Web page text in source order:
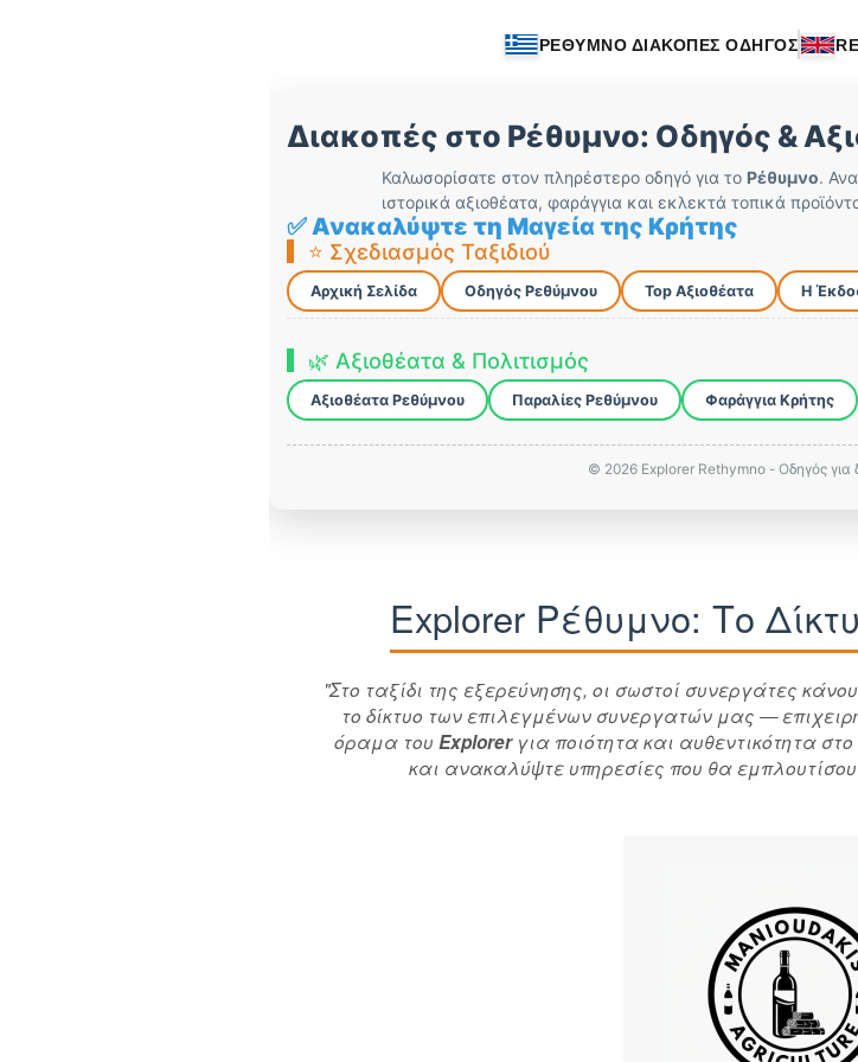
ΡΕΘΥΜΝΟ ΔΙΑΚΟΠΕΣ ΟΔΗΓΟΣ
Διακοπές στο Ρέθυμνο: Οδηγός &
Καλωσορίσατε στον πληρέστερο οδηγό για το Ρέθυμνο.
ιστορικά αξιοθέατα, φαράγγια και εκλεκτά τοπικά
✅ Ανακαλύψτε τη Μαγεία της Κρήτης
⭐ Σχεδιασμός Ταξιδιού
Αρχική Σελίδα Οδηγός Ρεθύμνου Top Αξιοθέατα Η
🌿 Αξιοθέατα & Πολιτισμός
Αξιοθέατα Ρεθύμνου Παραλίες Ρεθύμνου Φαράγγια Κρήτης
© 2026 Explorer Rethymno - Οδηγός για
Explorer Ρέθυμνο: Το
"Στο ταξίδι της εξερεύνησης, οι σωστοί συνεργάτες
το δίκτυο των επιλεγμένων συνεργατών μας —
όραμα του Explorerγια ποιότητα και αυθεντικότητα στο
και ανακαλύψτε υπηρεσίες που θα